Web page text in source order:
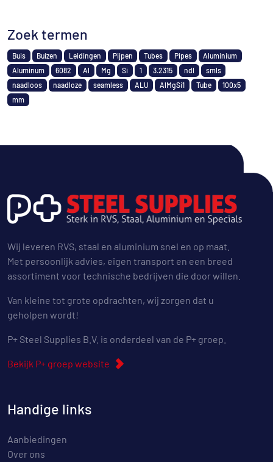
Zoek termen
Buis Buizen Leidingen Pijpen Tubes Pipes
Aluminium
Aluminum
6082 Al Mg Si 1 3.2315 ndl
smls
naadloos
naadloze seamless ALU AlMgSi1 Tube
100x5
mm
Wij leveren RVS, staal en aluminium snel en op maat.
Met persoonlijk advies, eigen transport en een breed
assortiment voor technische bedrijven die door willen.
Van kleine tot grote opdrachten, wij zorgen dat u
geholpen wordt!
P+ Steel Supplies B.V. is onderdeel van de P+ groep.
Bekijk P+ groep website
Handige links
Aanbiedingen
Over ons